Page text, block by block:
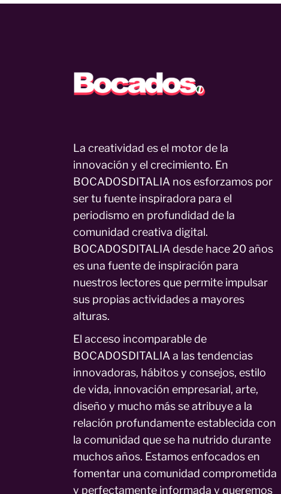
La creatividad es el motor de la
innovación y el crecimiento. En
BOCADOSDITALIA nos esforzamos por
ser tu fuente inspiradora para el
periodismo en profundidad de la
comunidad creativa digital.
BOCADOSDITALIA desde hace 20 años
es una fuente de inspiración para
nuestros lectores que permite impulsar
sus propias actividades a mayores
alturas.
El acceso incomparable de
BOCADOSDITALIA a las tendencias
innovadoras, hábitos y consejos, estilo
de vida, innovación empresarial, arte,
diseño y mucho más se atribuye a la
relación profundamente establecida con
la comunidad que se ha nutrido durante
muchos años. Estamos enfocados en
fomentar una comunidad comprometida
y perfectamente informada y queremos